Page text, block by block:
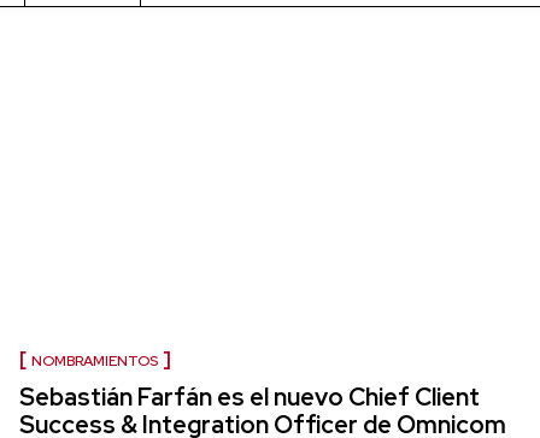
NOMBRAMIENTOS
Sebastián Farfán es el nuevo Chief Client
Success & Integration Officer de Omnicom